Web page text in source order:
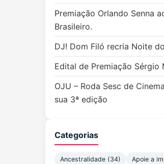
Premiação Orlando Senna
Brasileiro.
DJ! Dom Filó recria Noite
Edital de Premiação Sérgio
OJU – Roda Sesc de
sua 3ª edição
Categorias
Ancestralidade (34)
Apoie a